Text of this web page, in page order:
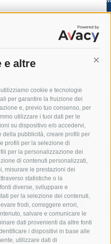
e altre
cookie e tecnologie
per garantire la fruizione dei
e, previo tuo consenso, per
utilizzare i tuoi dati per le
su dispositivo e/o accedervi,
della pubblicità, creare profili per
profili per la selezione di
per la personalizzazione dei
di contenuti personalizzati,
misurare le prestazioni dei
statistiche o la
diverse, sviluppare e
per la selezione dei contenuti,
frodi, correggere errori,
salvare e comunicare le
dati provenienti da altre fonti
i dispositivi in base alle
utilizzare dati di
Bivacchi e rifiuti
arresto
porto capri
carabinieri
contagi
eav
elezioni
costiera
incidente
massa lubrense
ordinanza